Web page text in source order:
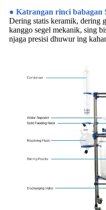
● Katrangan rinci
Dering statis keramik, dering
kanggo segel mekanik, sing
njaga presisi dhuwur ing